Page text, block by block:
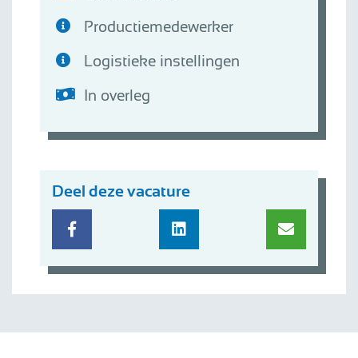
Productiemedewerker
Logistieke instellingen
In overleg
Deel deze vacature